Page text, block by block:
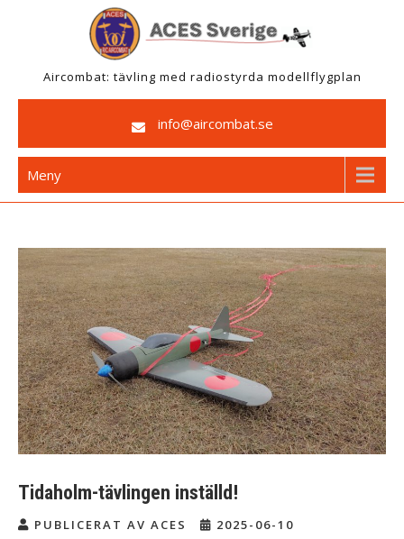
Aircombat: tävling med radiostyrda modellflygplan
info@aircombat.se
Meny
Tidaholm-tävlingen inställd!
PUBLICERAT AV ACES 2025-06-10